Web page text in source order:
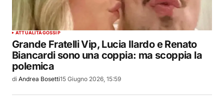
ATTUALITÀGOSSIP
Grande Fratelli Vip, Lucia Ilardo e Renato
Biancardi sono una coppia: ma scoppia la
polemica
di Andrea Bosetti15 Giugno 2026, 15:59